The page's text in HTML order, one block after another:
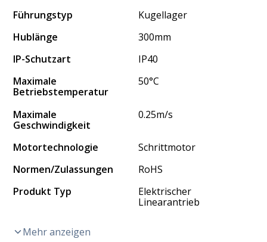
Führungstyp
Kugellager
Hublänge
300mm
IP-Schutzart
IP40
Maximale
Betriebstemperatur
50°C
Maximale
Geschwindigkeit
0.25m/s
Motortechnologie
Schrittmotor
Normen/Zulassungen
RoHS
Produkt Typ
Elektrischer
Linearantrieb
Mehr anzeigen